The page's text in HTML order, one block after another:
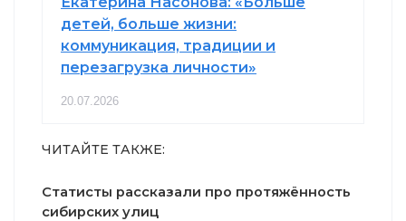
детей, больше жизни:
коммуникация, традиции и
перезагрузка личности»
20.07.2026
ЧИТАЙТЕ ТАКЖЕ:
Статисты рассказали про протяжённость
сибирских улиц